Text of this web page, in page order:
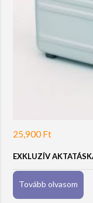
25,900Ft
EXKLUZÍV
Tovább olvasom